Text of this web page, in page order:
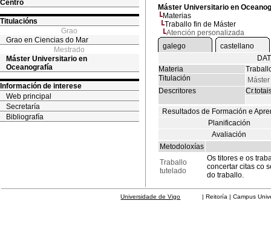
Centro
Titulacións
Grao
Grao en Ciencias do Mar
Mestrado
Máster Universitario en
Oceanografía
Información de interese
Web principal
Secretaría
Bibliografía
Máster Universitario en
Materias
Traballo fin de Máster
Atención personalizada
galego
castellano
Materia
Titulación
Descritores
Resultados de Formación e
Planificación
Avaliación
Metodoloxías
Traballo
tutelado
Os titores e os
concertar citas co
do traballo.
Universidade de Vigo | Reitoría | Campus